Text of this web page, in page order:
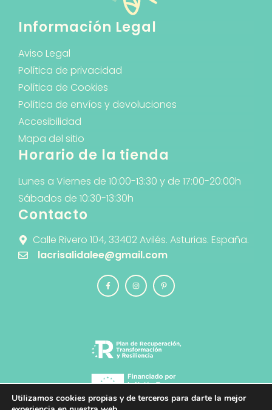
Información Legal
Aviso Legal
Política de privacidad
Política de Cookies
Política de envíos y devoluciones
Accesibilidad
Mapa del sitio
Horario de la tienda
Lunes a Viernes de 10:00-13:30 y de 17:00-20:00h
Sábados de 10:30-13:30h
Contacto
Calle Rivero 104, 33402 Avilés. Asturias. España.
lacrisalidalee@gmail.com
Utilizamos cookies propias y de terceros para darte la mejor